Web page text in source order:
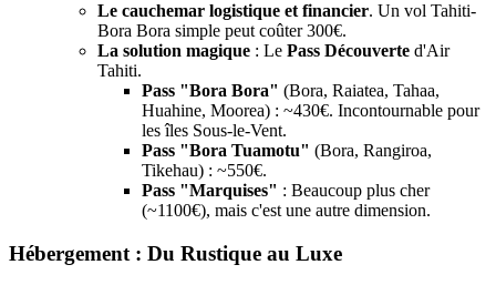
Le cauchemar logistique et financier. Un vol Tahiti-
Bora Bora simple peut coûter 300€.
La solution magique : Le Pass Découverte d'Air
Tahiti.
Pass "Bora Bora" (Bora, Raiatea, Tahaa,
Huahine, Moorea) : ~430€. Incontournable pour
les îles Sous-le-Vent.
Pass "Bora Tuamotu" (Bora, Rangiroa,
Tikehau) : ~550€.
Pass "Marquises" : Beaucoup plus cher
(~1100€), mais c'est une autre dimension.
Hébergement : Du Rustique au Luxe